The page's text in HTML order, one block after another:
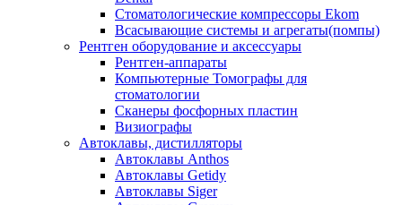
Стоматологические компрессоры Ekom
Всасывающие системы и агрегаты(помпы)
Рентген оборудование и аксессуары
Рентген-аппараты
Компьютерные Томографы для
стоматологии
Сканеры фосфорных пластин
Визиографы
Автоклавы, дистилляторы
Автоклавы Anthos
Автоклавы Getidy
Автоклавы Siger